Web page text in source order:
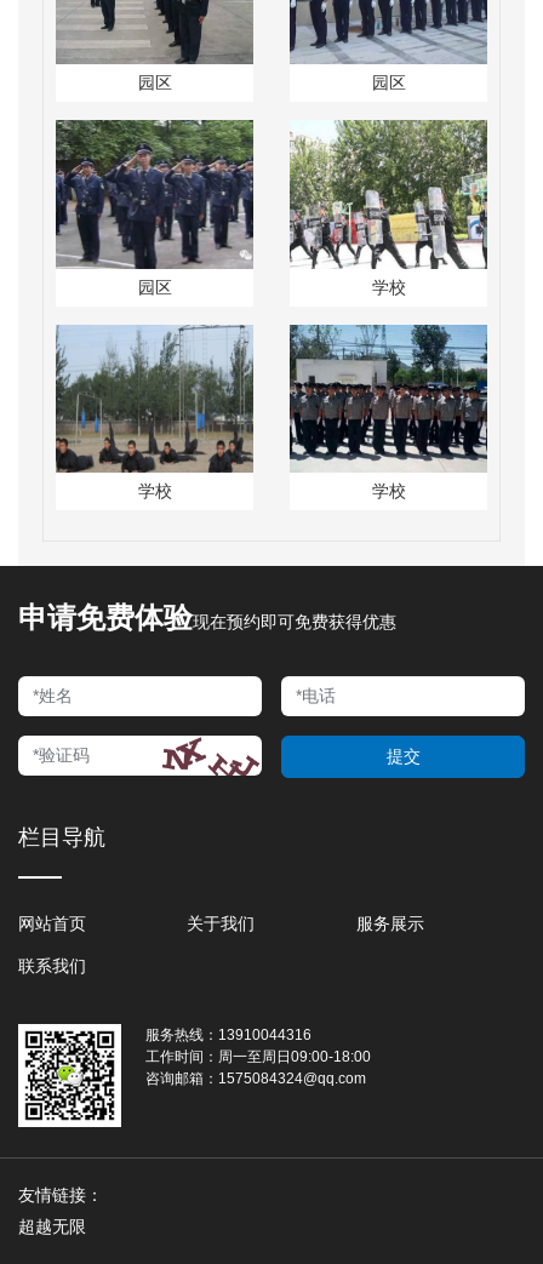
园区 园区
园区 学校
学校 学校
申请免费体验现在预约即可免费获得优惠
提交
栏目导航
网站首页 关于我们 服务展示
联系我们
服务热线： 13910044316
工作时间： 周一至周日09:00-18:00
咨询邮箱： 1575084324@qq.com
友情链接：
超越无限